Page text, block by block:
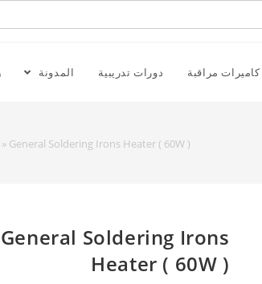
كاميرات مراقبة دورات تدريبية المدونة
» General Soldering Irons Heater ( 60W )
General Soldering Irons
Heater ( 60W )